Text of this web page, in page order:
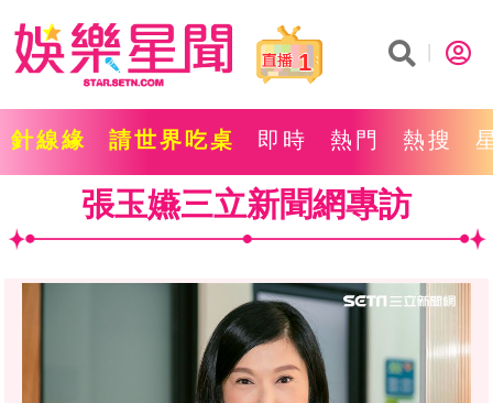
1
針線緣 請世界吃桌 即時 熱門 熱搜
張玉嬿三立新聞網專訪